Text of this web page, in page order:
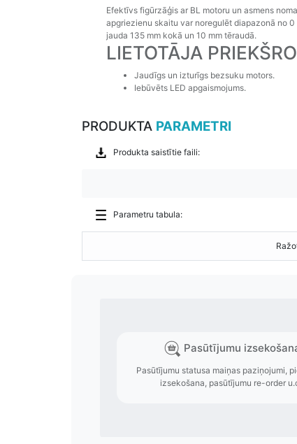
Efektīvs figūrzāģis ar BL motoru un asmens
apgriezienu skaitu var noregulēt diapazonā no
jauda 135 mm kokā un 10 mm tēraudā.
LIETOTĀJA
Jaudīgs un izturīgs bezsuku motors.
Iebūvēts LED apgaismojums.
PRODUKTA PARAMETRI
Produkta saistītie faili:
Parametru tabula: